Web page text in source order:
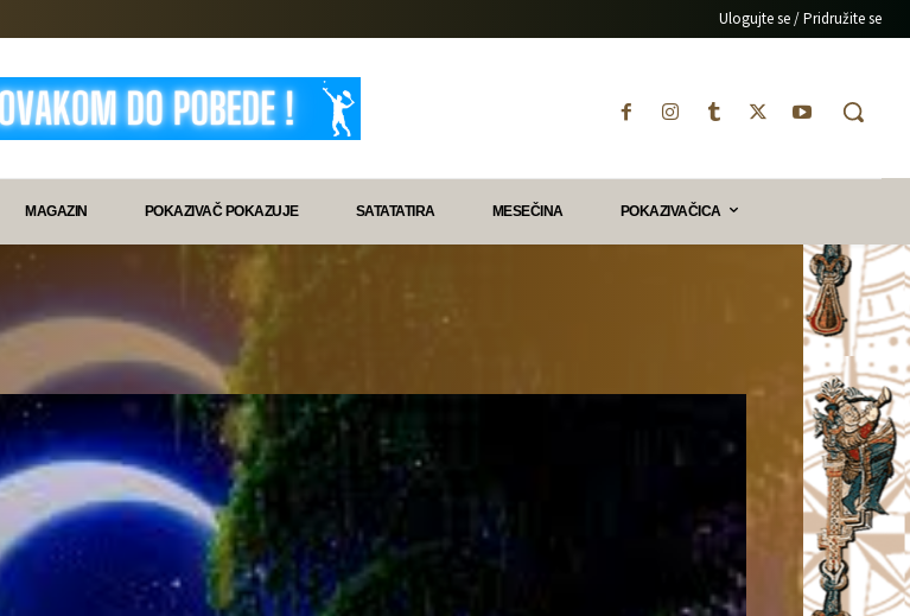
Ulogujte se / Pridružite se
MAGAZIN POKAZIVAČ POKAZUJE SATATATIRA MESEČINA POKAZIVAČICA